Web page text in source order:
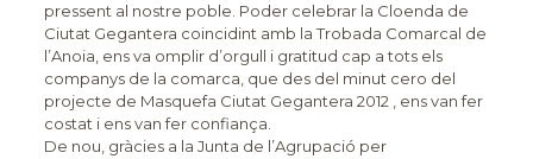
pressent al nostre poble. Poder celebrar la Cloenda de
Ciutat Gegantera coincidint amb la Trobada Comarcal de
l’Anoia, ens va omplir d’orgull i gratitud cap a tots els
companys de la comarca, que des del minut cero del
projecte de Masquefa Ciutat Gegantera 2012 , ens van fer
costat i ens van fer confiança.
De nou, gràcies a la Junta de l’Agrupació per